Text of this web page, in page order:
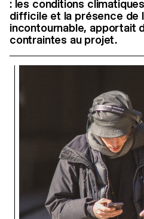
: les conditions
difficile et la présence de
incontournable, apportait
contraintes au projet.